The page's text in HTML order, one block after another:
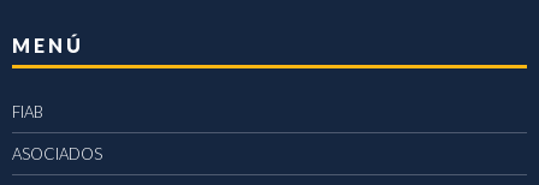
MENÚ
FIAB
ASOCIADOS